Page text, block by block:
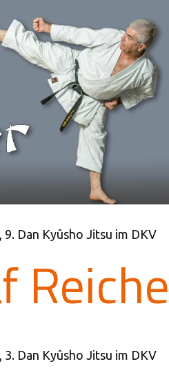
Dan Kyûsho Jitsu im DKV
Dan Kyûsho Jitsu im DKV